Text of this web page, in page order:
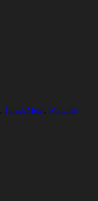
, Thrash Metal, Wolfchild